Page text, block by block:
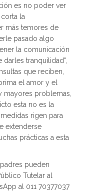
es no poder ver
la
más temores de
pasado algo
la comunicación
tranquilidad",
que reciben,
el amor y el
mayores problemas,
esta no es la
rigen para
extenderse
prácticas a esta
pueden
Tutelar al
al 011 70377037